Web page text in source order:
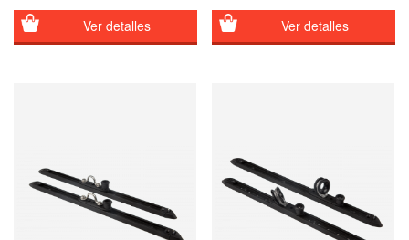
Ver detalles Ver detalles